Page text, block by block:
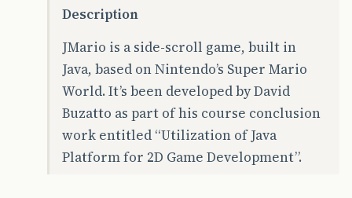
Description
JMario is a side-scroll game, built in
Java, based on Nintendo’s Super Mario
World. It’s been developed by David
Buzatto as part of his course conclusion
work entitled “Utilization of Java
Platform for 2D Game Development”.